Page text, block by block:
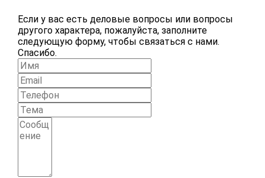
Если у вас есть деловые вопросы или вопросы
другого характера, пожалуйста, заполните
следующую форму, чтобы связаться с нами.
Спасибо.